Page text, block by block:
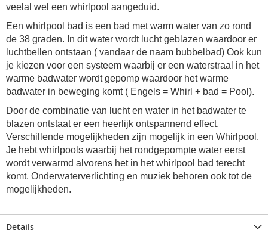
veelal wel een whirlpool aangeduid.
Een whirlpool bad is een bad met warm water van zo rond
de 38 graden. In dit water wordt lucht geblazen waardoor er
luchtbellen ontstaan ( vandaar de naam bubbelbad) Ook kun
je kiezen voor een systeem waarbij er een waterstraal in het
warme badwater wordt gepomp waardoor het warme
badwater in beweging komt ( Engels = Whirl + bad = Pool).
Door de combinatie van lucht en water in het badwater te
blazen ontstaat er een heerlijk ontspannend effect.
Verschillende mogelijkheden zijn mogelijk in een Whirlpool.
Je hebt whirlpools waarbij het rondgepompte water eerst
wordt verwarmd alvorens het in het whirlpool bad terecht
komt. Onderwaterverlichting en muziek behoren ook tot de
mogelijkheden.
Details